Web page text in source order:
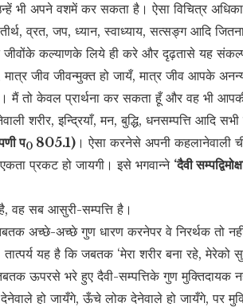
भी अपने वशमें कर सकता है। ऐसा विचित्र
व्रत, जप, ध्यान, स्वाध्याय, सत्सङ्ग आदि
जीवोंके कल्याणके लिये ही करे और दृढ़तासे यह
मात्र जीव जीवन्मुक्त हो जायँ, मात्र जीव आपके
मैं तो केवल प्रार्थना कर सकता हूँ और वह भी
शरीर, इन्द्रियाँ, मन, बुद्धि, धनसम्पत्ति आदि
प0 805.1) । ऐसा करनेसे अपनी कहलानेवाली
प्रकट हो जायगी। इसे भगवान्ने ‘दैवी
वह सब आसुरी-सम्पत्ति है।
अच्छे-अच्छे गुण धारण करनेपर वे निरर्थक तो
यह है कि जबतक ‘मेरा शरीर बना रहे, मेरेको
ऊपरसे भरे हुए दैवी-सम्पत्तिके गुण मुक्तिदायक
हो जायँगे, ऊँचे लोक देनेवाले हो जायँगे, पर